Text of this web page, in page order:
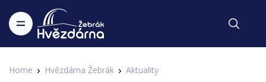
Home Hvězdárna Žebrák Aktuality